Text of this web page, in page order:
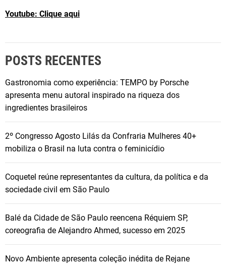
Youtube: Clique aqui
POSTS RECENTES
Gastronomia como experiência: TEMPO by Porsche
apresenta menu autoral inspirado na riqueza dos
ingredientes brasileiros
2º Congresso Agosto Lilás da Confraria Mulheres 40+
mobiliza o Brasil na luta contra o feminicídio
Coquetel reúne representantes da cultura, da política e da
sociedade civil em São Paulo
Balé da Cidade de São Paulo reencena Réquiem SP,
coreografia de Alejandro Ahmed, sucesso em 2025
Novo Ambiente apresenta coleção inédita de Rejane